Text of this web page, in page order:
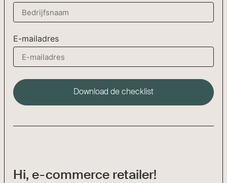
E-mailadres
Download de checklist
Hi, e-commerce retailer!